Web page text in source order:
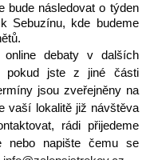
bude následovat o týden
Sebuzínu, kde budeme
debaty v dalších
pokud jste z jiné části
jsou zveřejněny na
vaší lokalitě již návštěva
rádi přijedeme
nebo napište čemu se